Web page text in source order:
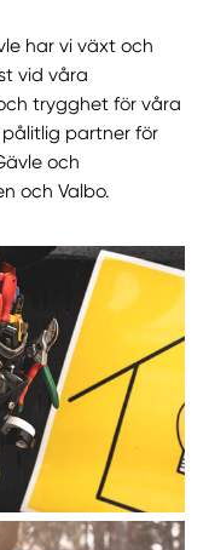
har vi växt och
vid våra
trygghet för våra
partner för
och
och Valbo.